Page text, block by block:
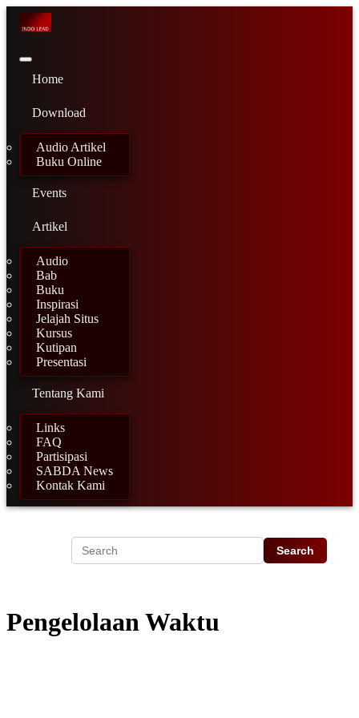
Skip
content
Home
Download
Audio Artikel
Buku Online
Events
Artikel
Audio
Bab
Buku
Inspirasi
Jelajah Situs
Kursus
Kutipan
Presentasi
Tentang Kami
Links
FAQ
Partisipasi
SABDA News
Kontak Kami
Pengelolaan Waktu